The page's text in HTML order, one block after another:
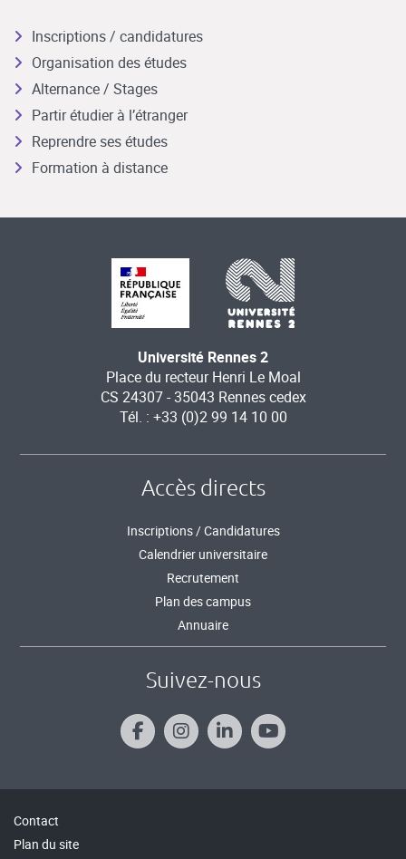
Inscriptions / candidatures
Organisation des études
Alternance / Stages
Partir étudier à l’étranger
Reprendre ses études
Formation à distance
Université Rennes 2
Place du recteur Henri Le Moal
CS 24307 - 35043 Rennes cedex
Tél. : +33 (0)2 99 14 10 00
Accès directs
Inscriptions / Candidatures
Calendrier universitaire
Recrutement
Plan des campus
Annuaire
Suivez-nous
Contact
Plan du site